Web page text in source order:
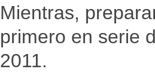
Mientras,
primero en serie
2011.